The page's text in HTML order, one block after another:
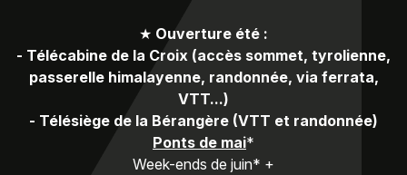
★ Ouverture été :
- Télécabine de la Croix (accès sommet, tyrolienne,
passerelle himalayenne, randonnée, via ferrata,
VTT...)
- Télésiège de la Bérangère (VTT et randonnée)
Ponts de mai*
Week-ends de juin* +